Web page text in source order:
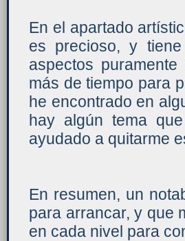
En el apartado
es precioso, y
aspectos
más de tiempo para
he encontrado en
hay algún tema
ayudado a quitarme
En resumen, un
para arrancar, y que
en cada nivel para